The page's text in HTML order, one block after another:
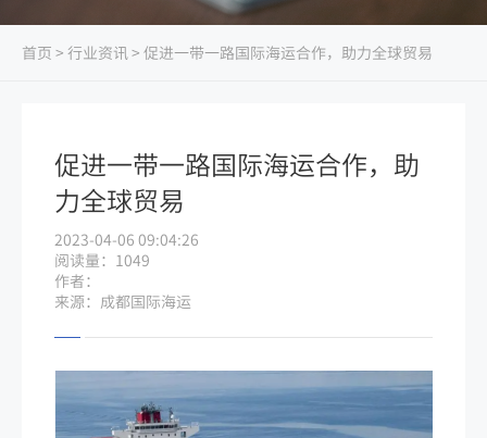
首页 > 行业资讯> 促进一带一路国际海运合作，助力全球贸易
促进一带一路国际海运合作，助
力全球贸易
2023-04-06 09:04:26
阅读量：1049
作者：
来源：成都国际海运